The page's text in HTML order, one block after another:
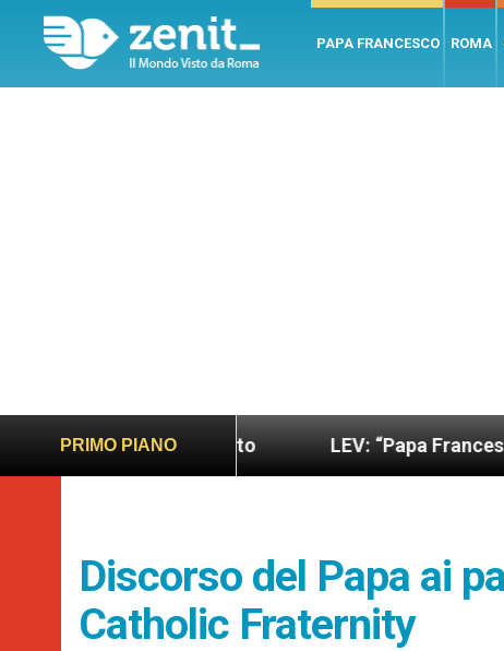
PAPA FRANCESCO ROMA
PRIMO PIANO
sano e giusto LEV: “Papa Francesco. Un
Discorso del Papa ai
Catholic Fraternity